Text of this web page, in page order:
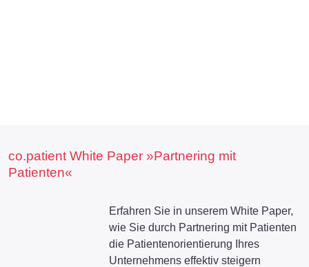
co.patient White Paper »Partnering mit
Patienten«
Erfahren Sie in unserem White Paper,
wie Sie durch Partnering mit Patienten
die Patientenorientierung Ihres
Unternehmens effektiv steigern